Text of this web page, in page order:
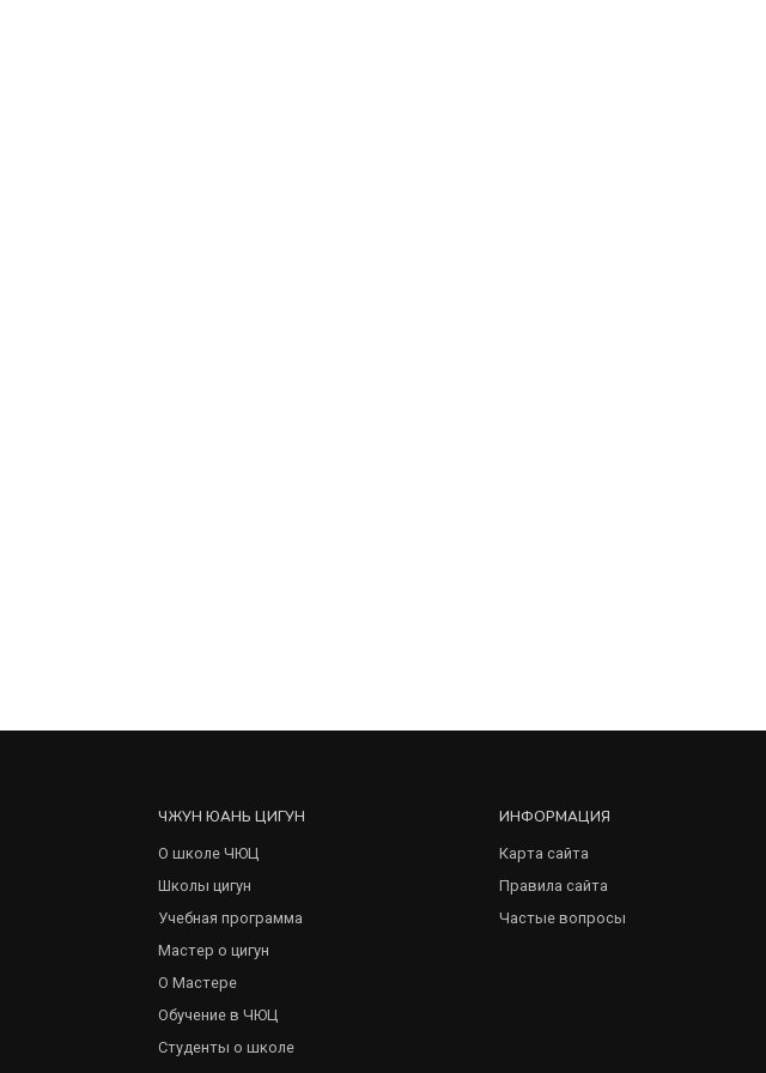
ЧЖУН ЮАНЬ ЦИГУН
О школе ЧЮЦ
Школы цигун
Учебная программа
Мастер о цигун
О Мастере
Обучение в ЧЮЦ
Студенты о школе
ИНФОРМАЦИЯ
Карта сайта
Правила сайта
Частые вопросы